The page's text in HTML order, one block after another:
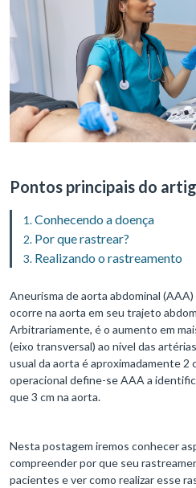
Pontos principais do
Conhecendo a doença
Por que rastrear?
Realizando o rastreamento
Aneurisma de aorta abdominal
ocorre na aorta em seu trajeto
Arbitrariamente, é o aumento em
(eixo transversal) ao nível das
usual da aorta é aproximadamente 2
operacional define-se AAA a
que 3 cm na aorta.
Nesta postagem iremos conhecer
compreender por que seu
pacientes e ver como realizar esse